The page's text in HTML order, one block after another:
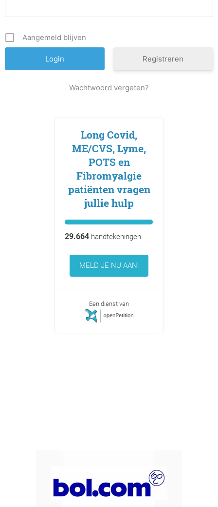
Aangemeld blijven
Registreren
Wachtwoord vergeten?
Long Covid,
ME/CVS, Lyme,
POTS en
Fibromyalgie
patiënten vragen
jullie hulp
29.664handtekeningen
MELD JE NU AAN!
Een dienst van